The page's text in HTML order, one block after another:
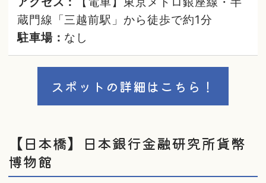
蔵門線「三越前駅」から徒歩で約1分
駐車場： なし
スポットの詳細はこちら！
【日本橋】日本銀行金融研究所貨幣
博物館